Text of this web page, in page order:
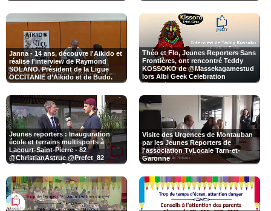
Janna - 14 ans, découvre l'Aikido et
réalise l'interview de Raymond
SOLANO. Président de la Ligue
OCCITANIE d’Aïkido et de Budo.
Théo et Flo, Jeunes Reporters Sans
Frontières, ont rencontré Teddy
KOSSOKO de @Massekagamestud
lors Albi Geek Celebration
@smartrezo
Jeunes reporters : Inauguration
école et terrains multisports à
Lacourt-Saint-Pierre - 82
@ChristianAstruc @Prefet_82
@tarnetgaronneCG
Visite des Urgences de Montauban
par les Jeunes Reporters de
l'association TvLocale Tarn-et-
Garonne